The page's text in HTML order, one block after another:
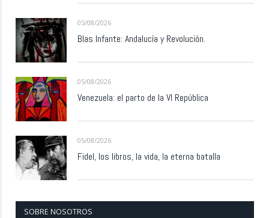
05/08/2026
Blas Infante: Andalucía y Revolución.
05/08/2026
Venezuela: el parto de la VI República
05/08/2026
Fidel, los libros, la vida, la eterna batalla
SOBRE NOSOTROS